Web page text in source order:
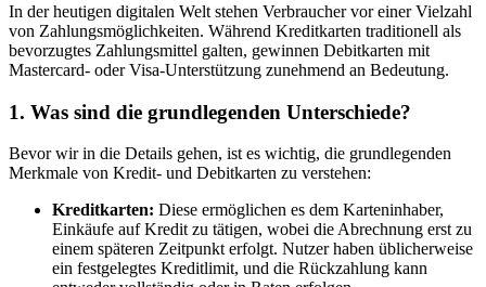
Debitkarten
In der heutigen digitalen Welt stehen Verbraucher vor einer Vielzahl
von Zahlungsmöglichkeiten. Während Kreditkarten traditionell als
bevorzugtes Zahlungsmittel galten, gewinnen Debitkarten mit
Mastercard- oder Visa-Unterstützung zunehmend an Bedeutung.
1. Was sind die grundlegenden Unterschiede?
Bevor wir in die Details gehen, ist es wichtig, die grundlegenden
Merkmale von Kredit- und Debitkarten zu verstehen:
Kreditkarten: Diese ermöglichen es dem Karteninhaber,
Einkäufe auf Kredit zu tätigen, wobei die Abrechnung erst zu
einem späteren Zeitpunkt erfolgt. Nutzer haben üblicherweise
ein festgelegtes Kreditlimit, und die Rückzahlung kann